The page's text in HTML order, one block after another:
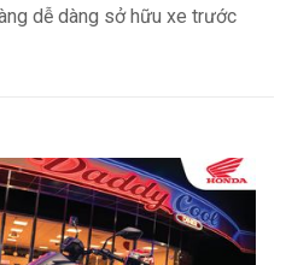
dễ dàng sở hữu xe trước